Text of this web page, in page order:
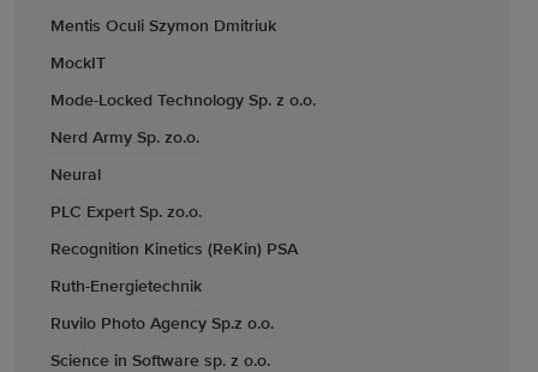
Mentis Oculi Szymon Dmitriuk
MockIT
Mode-Locked Technology Sp. z o.o.
Nerd Army Sp. zo.o.
Neural
PLC Expert Sp. zo.o.
Recognition Kinetics (ReKin) PSA
Ruth-Energietechnik
Ruvilo Photo Agency Sp.z o.o.
Science in Software sp. z o.o.